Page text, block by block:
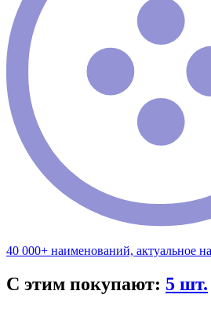
40 000+ наименований, актуальное
С этим покупают: 5 шт.